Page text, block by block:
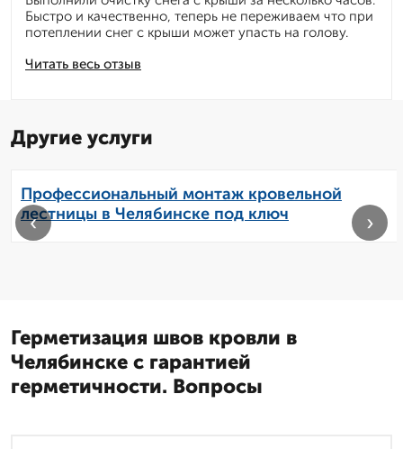
Читать весь отзыв
Быстро и качественно, теперь не переживаем что при
потеплении снег с крыши может упасть на голову.
Другие услуги
Профессиональный монтаж кровельной
лестницы в Челябинске под ключ
‹ ›
Герметизация швов кровли в
Челябинске с гарантией
герметичности. Вопросы